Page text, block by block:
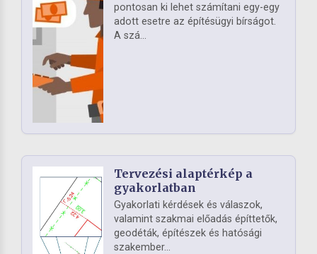
pontosan ki lehet számítani egy-egy
adott esetre az építésügyi bírságot.
A szá...
Tervezési alaptérkép a
gyakorlatban
Gyakorlati kérdések és válaszok,
valamint szakmai előadás építtetők,
geodéták, építészek és hatósági
szakember...